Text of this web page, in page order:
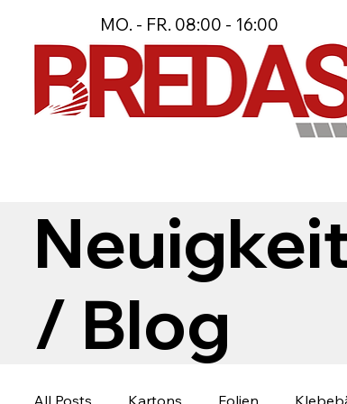
MO. - FR. 08:00 - 16:00
/ Blog
All Posts Kartons Folien